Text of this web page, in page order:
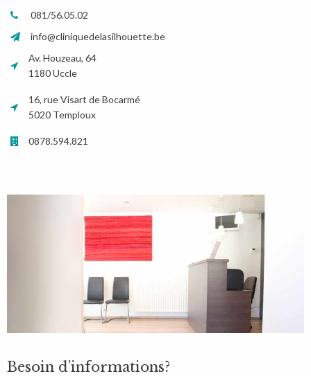
081/56.05.02
info@cliniquedelasilhouette.be
Av. Houzeau, 64
1180 Uccle
16, rue Visart de Bocarmé
5020 Temploux
0878.594.821
Besoin d’informations?